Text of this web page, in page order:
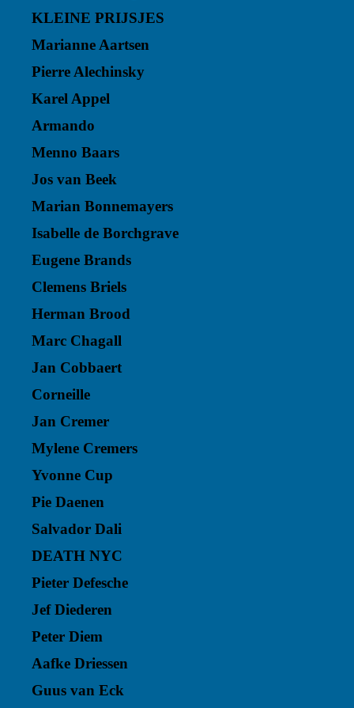
KLEINE PRIJSJES
Marianne Aartsen
Pierre Alechinsky
Karel Appel
Armando
Menno Baars
Jos van Beek
Marian Bonnemayers
Isabelle de Borchgrave
Eugene Brands
Clemens Briels
Herman Brood
Marc Chagall
Jan Cobbaert
Corneille
Jan Cremer
Mylene Cremers
Yvonne Cup
Pie Daenen
Salvador Dali
DEATH NYC
Pieter Defesche
Jef Diederen
Peter Diem
Aafke Driessen
Guus van Eck